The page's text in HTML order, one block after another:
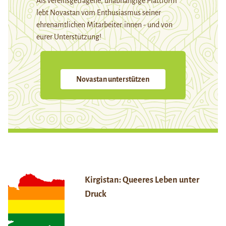
lebt Novastan vom Enthusiasmus seiner
ehrenamtlichen Mitarbeiter:innen - und von
eurer Unterstützung!
Novastan unterstützen
Kirgistan: Queeres Leben unter
Druck